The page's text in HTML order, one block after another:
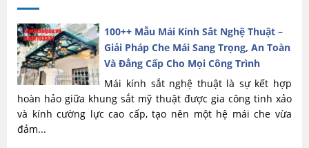
100++ Mẫu Mái Kính Sắt Nghệ Thuật –
Giải Pháp Che Mái Sang Trọng, An Toàn
Và Đẳng Cấp Cho Mọi Công Trình
Mái kính sắt nghệ thuật là sự kết hợp
hoàn hảo giữa khung sắt mỹ thuật được gia công tinh xảo
và kính cường lực cao cấp, tạo nên một hệ mái che vừa
đảm...